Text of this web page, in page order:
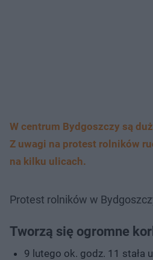
W centrum Bydgoszczy są
Z uwagi na protest rolników
na kilku ulicach.
Protest rolników w
Tworzą się ogromne
9 lutego ok. godz. 11 stała